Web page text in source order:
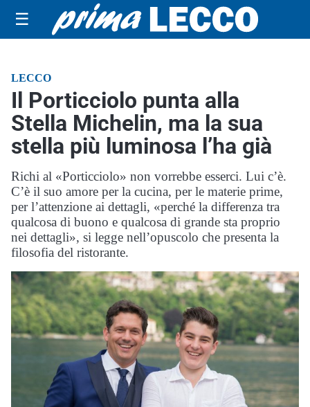
☰
LECCO
Il Porticciolo punta alla
Stella Michelin, ma la sua
stella più luminosa l’ha già
Richi al «Porticciolo» non vorrebbe esserci. Lui c’è.
C’è il suo amore per la cucina, per le materie prime,
per l’attenzione ai dettagli, «perché la differenza tra
qualcosa di buono e qualcosa di grande sta proprio
nei dettagli», si legge nell’opuscolo che presenta la
filosofia del ristorante.